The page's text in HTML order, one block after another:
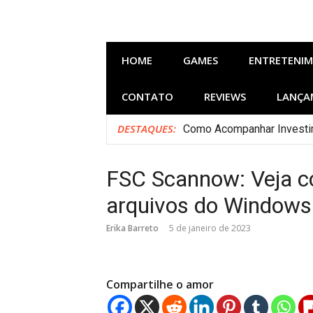
HOME GAMES
CONTATO REVIEWS
DESTAQUES: Como Acompanhar
[Filmes] Lançamentos de
Lançamentos da HBO
Curso Gratuito de
[Músicas] Rayssa Buq
5 filmes incríveis (um
FSC Scannow: Veja
arquivos do Windows
Erika Barreto 5 de janeiro de 2023
Compartilhe o amor